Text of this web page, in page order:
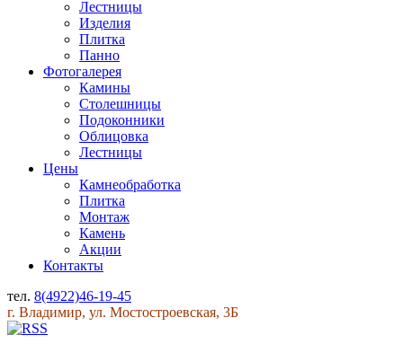
Лестницы
Изделия
Плитка
Панно
Фотогалерея
Камины
Столешницы
Подоконники
Облицовка
Лестницы
Цены
Камнеобработка
Плитка
Монтаж
Камень
Акции
Контакты
тел. 8(4922)46-19-45
г. Владимир, ул. Мостостроевская, 3Б